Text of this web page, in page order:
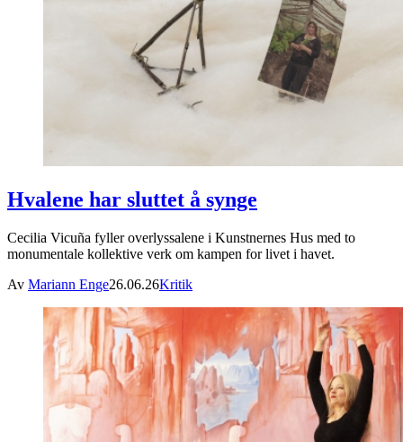
Hvalene har sluttet å synge
Cecilia Vicuña fyller overlyssalene i Kunstnernes Hus med to
monumentale kollektive verk om kampen for livet i havet.
Av Mariann Enge26.06.26Kritik